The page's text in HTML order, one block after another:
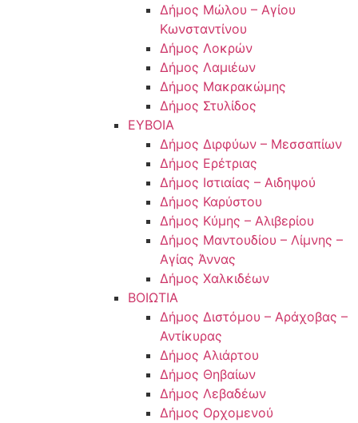
Δήμος Μώλου – Αγίου
Κωνσταντίνου
Δήμος Λοκρών
Δήμος Λαμιέων
Δήμος Μακρακώμης
Δήμος Στυλίδος
ΕΥΒΟΙΑ
Δήμος Διρφύων – Μεσσαπίων
Δήμος Ερέτριας
Δήμος Ιστιαίας – Αιδηψού
Δήμος Καρύστου
Δήμος Κύμης – Αλιβερίου
Δήμος Μαντουδίου – Λίμνης –
Αγίας Άννας
Δήμος Χαλκιδέων
ΒΟΙΩΤΙΑ
Δήμος Διστόμου – Αράχοβας –
Αντίκυρας
Δήμος Αλιάρτου
Δήμος Θηβαίων
Δήμος Λεβαδέων
Δήμος Ορχομενού